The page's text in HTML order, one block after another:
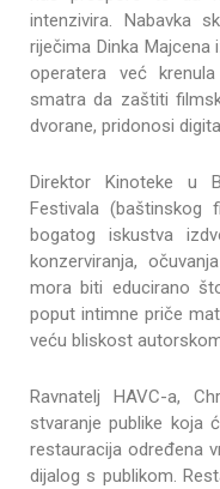
intenzivira. Nabavka
riječima Dinka Majcena
operatera već
smatra da zaštiti
dvorane, pridonosi
Direktor Kinoteke u
Festivala (baštinskog
bogatog iskustva
konzerviranja,
mora biti educirano
poput intimne priče
veću bliskost
Ravnatelj HAVC-a,
stvaranje publike koja
restauracija određena
dijalog s publikom.